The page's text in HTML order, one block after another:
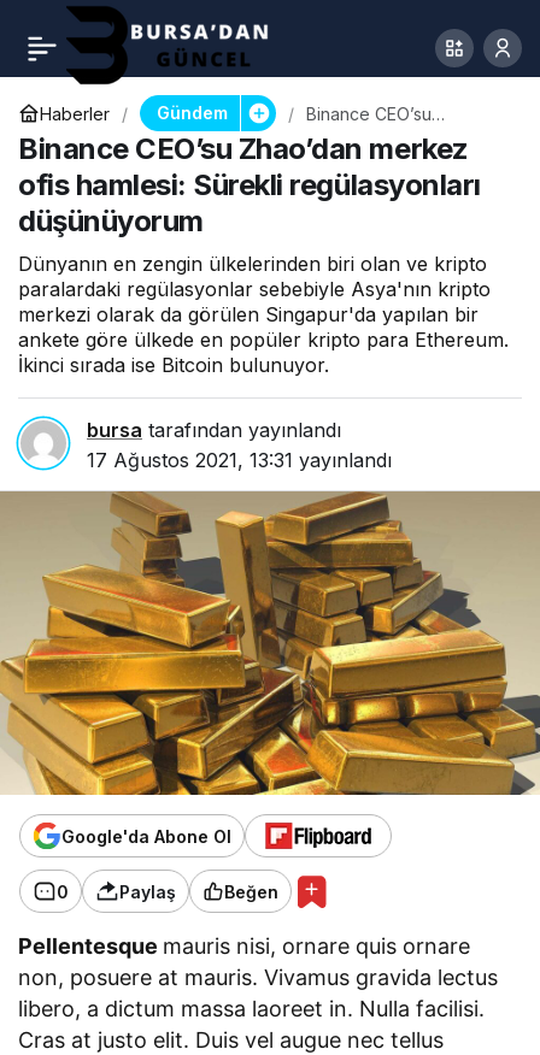
Haberler Gündem
Binance CEO’su
Zhao’dan merkez ofis
hamlesi: Sürekli
regülasyonları
düşünüyorum
Binance CEO’su Zhao’dan merkez
ofis hamlesi: Sürekli regülasyonları
düşünüyorum
Dünyanın en zengin ülkelerinden biri olan ve kripto
paralardaki regülasyonlar sebebiyle Asya'nın kripto
merkezi olarak da görülen Singapur'da yapılan bir
ankete göre ülkede en popüler kripto para Ethereum.
İkinci sırada ise Bitcoin bulunuyor.
bursa tarafından yayınlandı
17 Ağustos 2021, 13:31 yayınlandı
Google'da Abone Ol
0 Paylaş Beğen
Pellentesque mauris nisi, ornare quis ornare
non, posuere at mauris. Vivamus gravida lectus
libero, a dictum massa laoreet in. Nulla facilisi.
Cras at justo elit. Duis vel augue nec tellus